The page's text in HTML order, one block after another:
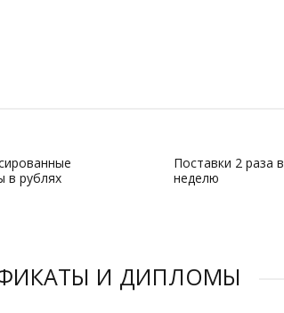
в рублях
Поставки 2 раза в
неделю
И ДИПЛОМЫ